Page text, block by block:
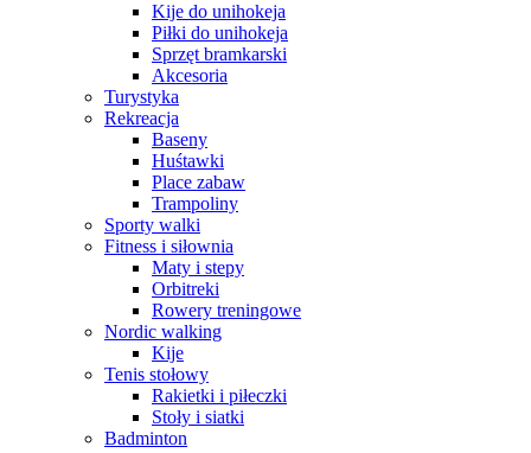
Kije do unihokeja
Piłki do unihokeja
Sprzęt bramkarski
Akcesoria
Turystyka
Rekreacja
Baseny
Huśtawki
Place zabaw
Trampoliny
Sporty walki
Fitness i siłownia
Maty i stepy
Orbitreki
Rowery treningowe
Nordic walking
Kije
Tenis stołowy
Rakietki i piłeczki
Stoły i siatki
Badminton